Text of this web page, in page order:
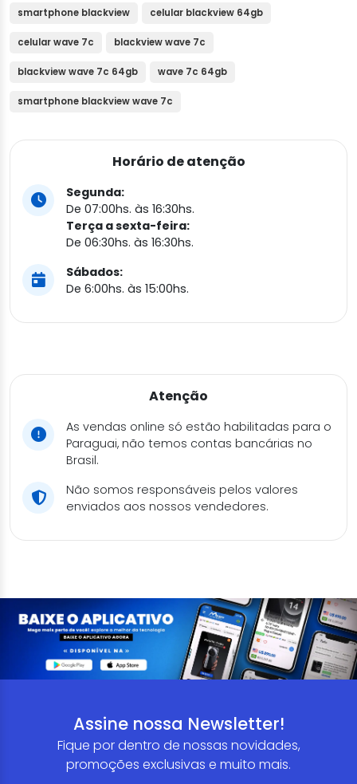
smartphone blackview celular blackview 64gb
celular wave 7c blackview wave 7c
blackview wave 7c 64gb wave 7c 64gb
smartphone blackview wave 7c
Horário de atenção
Segunda:
De 07:00hs. às 16:30hs.
Terça a sexta-feira:
De 06:30hs. às 16:30hs.
Sábados:
De 6:00hs. às 15:00hs.
Atenção
As vendas online só estão habilitadas para o
Paraguai, não temos contas bancárias no
Brasil.
Não somos responsáveis pelos valores
enviados aos nossos vendedores.
Assine nossa Newsletter!
Fique por dentro de nossas novidades,
promoções exclusivas e muito mais.